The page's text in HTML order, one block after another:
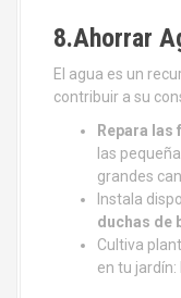
8.Ahorrar
El agua es un
contribuir a su
Repara las
las
grandes
Instala
duchas de
Cultiva
en tu jardín: